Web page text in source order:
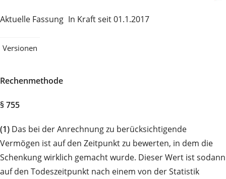
Aktuelle Fassung In Kraft seit 01.1.2017
Versionen
Rechenmethode
§ 755
(1) Das bei der Anrechnung zu berücksichtigende
Vermögen ist auf den Zeitpunkt zu bewerten, in dem die
Schenkung wirklich gemacht wurde. Dieser Wert ist sodann
auf den Todeszeitpunkt nach einem von der Statistik